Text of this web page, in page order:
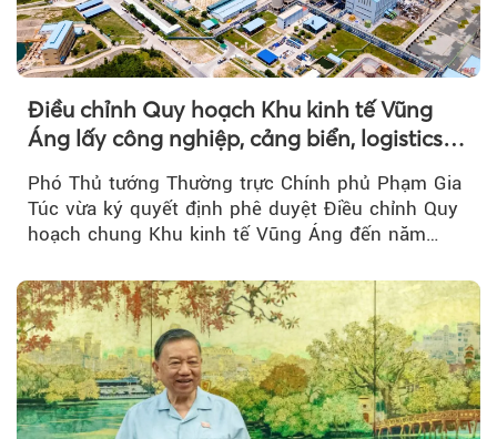
Điều chỉnh Quy hoạch Khu kinh tế Vũng
Áng lấy công nghiệp, cảng biển, logistics
Phó Thủ tướng Thường trực Chính phủ Phạm Gia
Túc vừa ký quyết định phê duyệt Điều chỉnh Quy
hoạch chung Khu kinh tế Vũng Áng đến năm